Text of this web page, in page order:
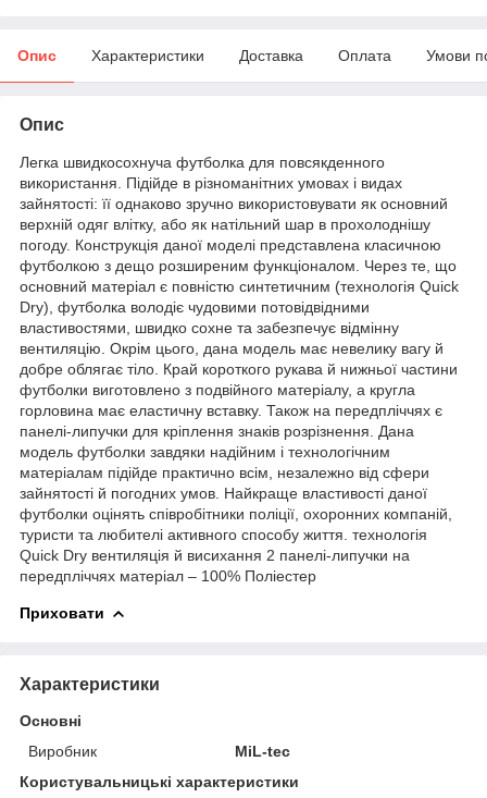
Опис Характеристики Доставка Оплата Умови
Опис
Легка швидкосохнуча футболка для повсякденного
використання. Підійде в різноманітних умовах і видах
зайнятості: її однаково зручно використовувати як основний
верхній одяг влітку, або як натільний шар в прохолоднішу
погоду. Конструкція даної моделі представлена класичною
футболкою з дещо розширеним функціоналом. Через те, що
основний матеріал є повністю синтетичним (технологія Quick
Dry), футболка володіє чудовими потовідвідними
властивостями, швидко сохне та забезпечує відмінну
вентиляцію. Окрім цього, дана модель має невелику вагу й
добре облягає тіло. Край короткого рукава й нижньої частини
футболки виготовлено з подвійного матеріалу, а кругла
горловина має еластичну вставку. Також на передпліччях є
панелі-липучки для кріплення знаків розрізнення. Дана
модель футболки завдяки надійним і технологічним
матеріалам підійде практично всім, незалежно від сфери
зайнятості й погодних умов. Найкраще властивості даної
футболки оцінять співробітники поліції, охоронних компаній,
туристи та любителі активного способу життя. технологія
Quick Dry вентиляція й висихання 2 панелі-липучки на
передпліччях матеріал – 100% Поліестер
Приховати
Характеристики
Основні
Виробник
MiL-tec
Користувальницькі характеристики